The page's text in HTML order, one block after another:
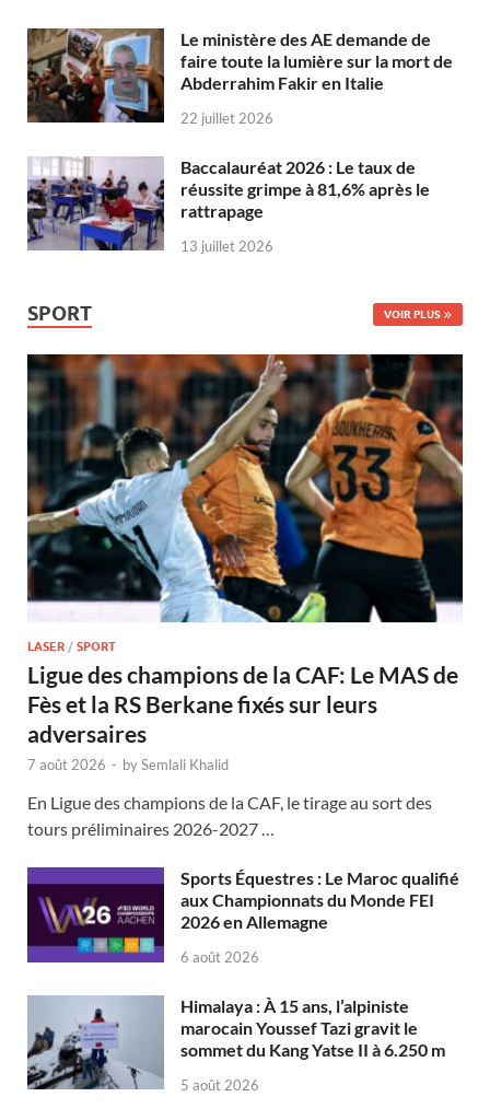
Le ministère des AE demande de
faire toute la lumière sur la mort de
Abderrahim Fakir en Italie
22 juillet 2026
Baccalauréat 2026 : Le taux de
réussite grimpe à 81,6% après le
rattrapage
13 juillet 2026
SPORT VOIR PLUS
LASER / SPORT
Ligue des champions de la CAF: Le MAS de
Fès et la RS Berkane fixés sur leurs
adversaires
7 août 2026 - bySemlali Khalid
En Ligue des champions de la CAF, le tirage au sort des
tours préliminaires 2026-2027 …
Sports Équestres : Le Maroc qualifié
aux Championnats du Monde FEI
2026 en Allemagne
6 août 2026
Himalaya : À 15 ans, l’alpiniste
marocain Youssef Tazi gravit le
sommet du Kang Yatse II à 6.250 m
5 août 2026